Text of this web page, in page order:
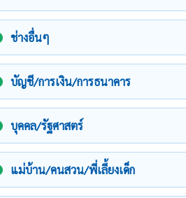
ช่างอื่นๆ
บัญชี/การเงิน/การธนาคาร
บุคคล/รัฐศาสตร์
แม่บ้าน/คนสวน/พี่เลี้ยงเด็ก